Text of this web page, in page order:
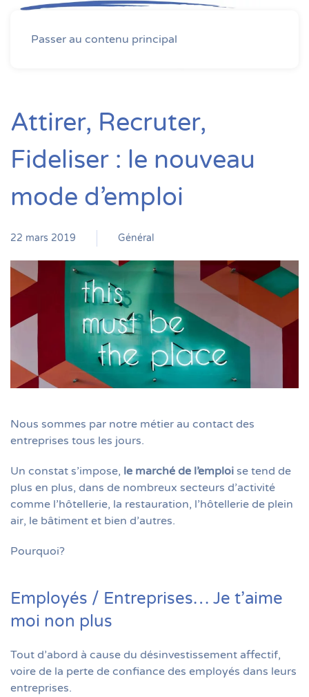
Passer au contenu principal
Attirer, Recruter,
Fideliser : le nouveau
mode d’emploi
22 mars 2019 Général
Nous sommes par notre métier au contact des
entreprises tous les jours.
Un constat s’impose, le marché de l’emploi se tend de
plus en plus, dans de nombreux secteurs d’activité
comme l’hôtellerie, la restauration, l’hôtellerie de plein
air, le bâtiment et bien d’autres.
Pourquoi?
Employés / Entreprises… Je t’aime
moi non plus
Tout d’abord à cause du désinvestissement affectif,
voire de la perte de confiance des employés dans leurs
entreprises.